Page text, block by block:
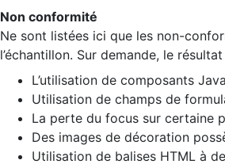
Non conformité
Ne sont listées ici que les non-
l’échantillon. Sur demande, le
L’utilisation de composants
Utilisation de champs de
La perte du focus sur certaine
Des images de décoration
Utilisation de balises HTML à